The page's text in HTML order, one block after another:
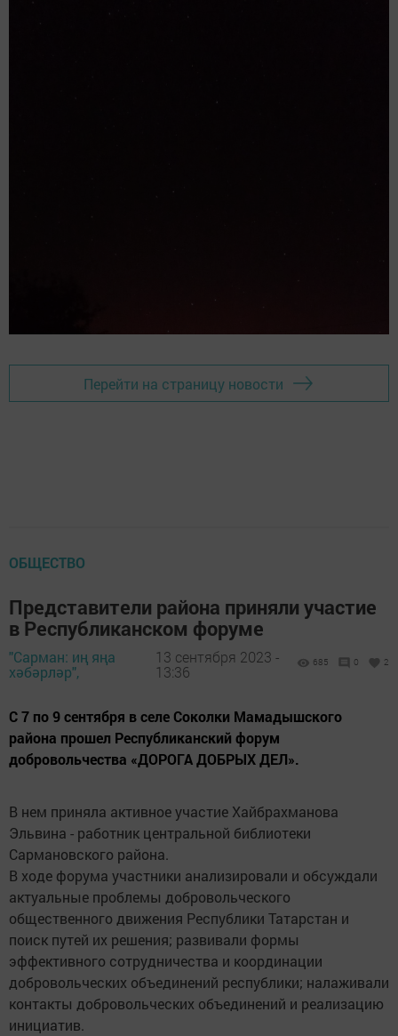
Перейти на страницу новости
ОБЩЕСТВО
Представители района приняли участие
в Республиканском форуме
"Сарман: иң яңа
хәбәрләр",
13 сентября 2023 -
13:36
685 0 2
С 7 по 9 сентября в селе Соколки Мамадышского
района прошел Республиканский форум
добровольчества «ДОРОГА ДОБРЫХ ДЕЛ».
В нем приняла активное участие Хайбрахманова
Эльвина - работник центральной библиотеки
Сармановского района.
В ходе форума участники анализировали и обсуждали
актуальные проблемы добровольческого
общественного движения Республики Татарстан и
поиск путей их решения; развивали формы
эффективного сотрудничества и координации
добровольческих объединений республики; налаживали
контакты добровольческих объединений и реализацию
инициатив.